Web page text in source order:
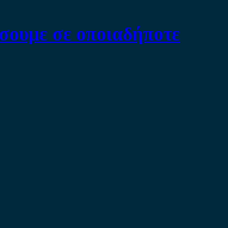
σε οποιαδήποτε